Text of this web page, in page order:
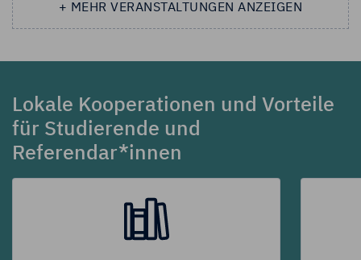
+ MEHR VERANSTALTUNGEN ANZEIGEN
Lokale Kooperationen und Vorteile
für Studierende und
Referendar*innen